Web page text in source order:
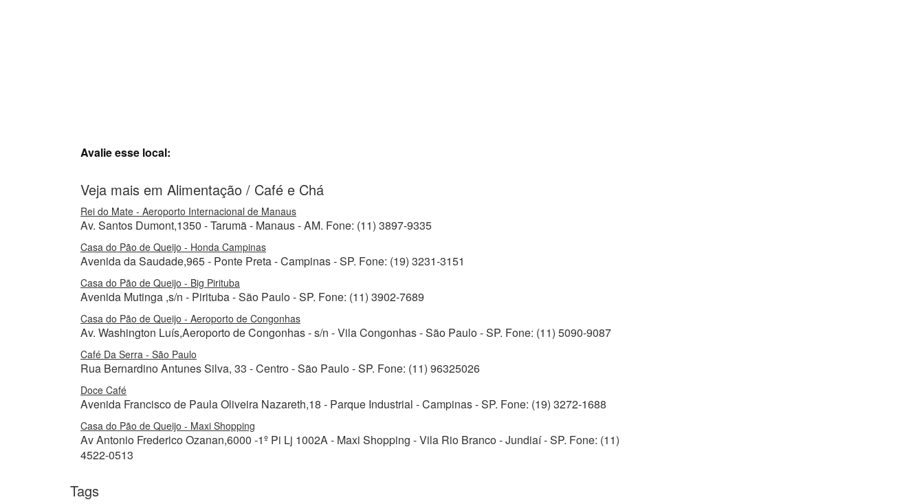
Avalie esse local:
Veja mais em Alimentação / Café e Chá
Rei do Mate - Aeroporto Internacional de Manaus
Av. Santos Dumont,1350 - Tarumã - Manaus - AM. Fone: (11) 3897-9335
Casa do Pão de Queijo - Honda Campinas
Avenida da Saudade,965 - Ponte Preta - Campinas - SP. Fone: (19) 3231-3151
Casa do Pão de Queijo - Big Pirituba
Avenida Mutinga ,s/n - Pirituba - São Paulo - SP. Fone: (11) 3902-7689
Casa do Pão de Queijo - Aeroporto de Congonhas
Av. Washington Luís,Aeroporto de Congonhas - s/n - Vila Congonhas - São Paulo - SP. Fone: (11) 5090-9087
Café Da Serra - São Paulo
Rua Bernardino Antunes Silva, 33 - Centro - São Paulo - SP. Fone: (11) 96325026
Doce Café
Avenida Francisco de Paula Oliveira Nazareth,18 - Parque Industrial - Campinas - SP. Fone: (19) 3272-1688
Casa do Pão de Queijo - Maxi Shopping
Av Antonio Frederico Ozanan,6000 -1º Pi Lj 1002A - Maxi Shopping - Vila Rio Branco - Jundiaí - SP. Fone: (11)
4522-0513
Tags